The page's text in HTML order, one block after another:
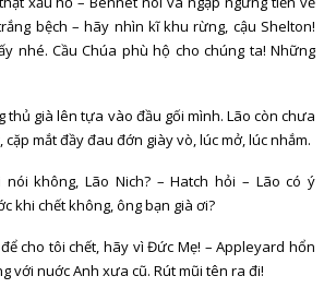
bệch – hãy nhìn kĩ khu rừng, cậu Shelton!
nhé. Cầu Chúa phù hộ cho chúng ta! Những
thủ già lên tựa vào đầu gối mình. Lão còn chưa
cặp mắt đầy đau đớn giày vò, lúc mở, lúc nhắm.
không, Lão Nich? – Hatch hỏi – Lão có ý
khi chết không, ông bạn già ơi?
cho tôi chết, hãy vì Đức Mẹ! – Appleyard hổn
với nuớc Anh xưa cũ. Rút mũi tên ra đi!